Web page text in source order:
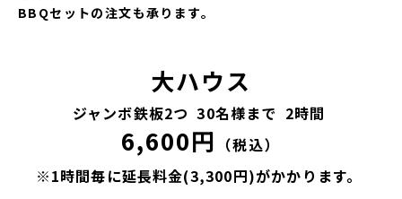
BBQセットの注文も承ります。
大ハウス
ジャンボ鉄板2つ 30名様まで 2時間
6,600円
※1時間毎に延長料金(3,300円)がかかります。